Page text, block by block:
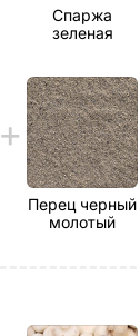
Спаржа
зеленая
Перец черный
молотый